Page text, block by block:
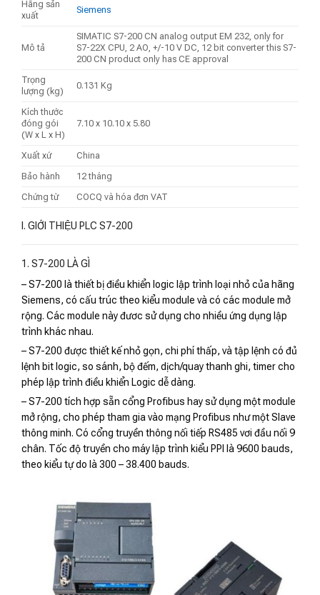
Hãng sản
xuất
Siemens
Mô tả
SIMATIC S7-200 CN analog output EM 232, only for
S7-22X CPU, 2 AO, +/-10 V DC, 12 bit converter this S7-
200 CN product only has CE approval
Trọng
lượng (kg)
0.131 Kg
Kích thước
đóng gói
(W x L x H)
7.10 x 10.10 x 5.80
Xuất xứ
China
Bảo hành
12 tháng
Chứng từ
COCQ và hóa đơn VAT
I. GIỚI THIỆU PLC S7-200
1. S7-200 LÀ GÌ
– S7-200 là thiết bị điều khiển logic lập trình loại nhỏ của hãng
Siemens, có cấu trúc theo kiểu module và có các module mở
rộng. Các module này đươc sử dụng cho nhiều ứng dụng lập
trình khác nhau.
– S7-200 được thiết kế nhỏ gọn, chi phí thấp, và tập lệnh có đủ
lệnh bit logic, so sánh, bộ đếm, dịch/quay thanh ghi, timer cho
phép lập trình điều khiển Logic dễ dàng.
– S7-200 tích hợp sẵn cổng Profibus hay sử dụng một module
mở rộng, cho phép tham gia vào mạng Profibus như một Slave
thông minh. Có cổng truyền thông nối tiếp RS485 vơi đầu nối 9
chân. Tốc độ truyền cho máy lập trình kiểu PPI là 9600 bauds,
theo kiểu tự do là 300 – 38.400 bauds.